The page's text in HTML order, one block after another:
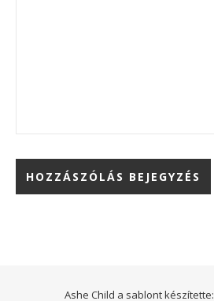
Ashe Child a sablont készítette: